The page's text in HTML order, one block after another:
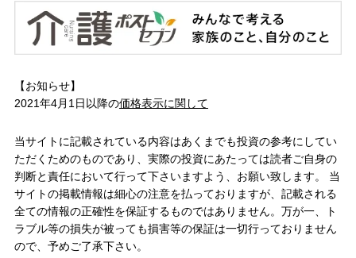
【お知らせ】
2021年4月1日以降の価格表示に関して
当サイトに記載されている内容はあくまでも投資の参考にしてい
ただくためのものであり、実際の投資にあたっては読者ご自身の
判断と責任において行って下さいますよう、お願い致します。 当
サイトの掲載情報は細心の注意を払っておりますが、記載される
全ての情報の正確性を保証するものではありません。万が一、ト
ラブル等の損失が被っても損害等の保証は一切行っておりません
ので、予めご了承下さい。